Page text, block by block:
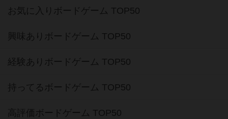
お気に入りボードゲーム TOP50
興味ありボードゲーム TOP50
経験ありボードゲーム TOP50
持ってるボードゲーム TOP50
高評価ボードゲーム TOP50